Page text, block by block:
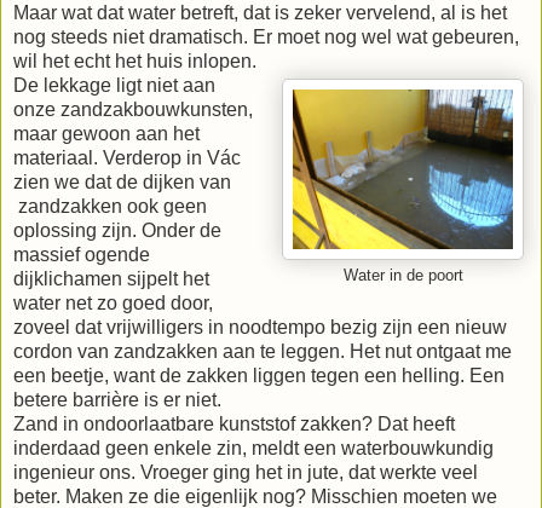
Maar wat dat water betreft, dat is zeker vervelend, al is het
nog steeds niet dramatisch. Er moet nog wel wat gebeuren,
wil het echt het huis inlopen.
Water in de poort
De lekkage ligt niet aan
onze zandzakbouwkunsten,
maar gewoon aan het
materiaal. Verderop in Vác
zien we dat de dijken van
zandzakken ook geen
oplossing zijn. Onder de
massief ogende
dijklichamen sijpelt het
water net zo goed door,
zoveel dat vrijwilligers in noodtempo bezig zijn een nieuw
cordon van zandzakken aan te leggen. Het nut ontgaat me
een beetje, want de zakken liggen tegen een helling. Een
betere barrière is er niet.
Zand in ondoorlaatbare kunststof zakken? Dat heeft
inderdaad geen enkele zin, meldt een waterbouwkundig
ingenieur ons. Vroeger ging het in jute, dat werkte veel
beter. Maken ze die eigenlijk nog? Misschien moeten we